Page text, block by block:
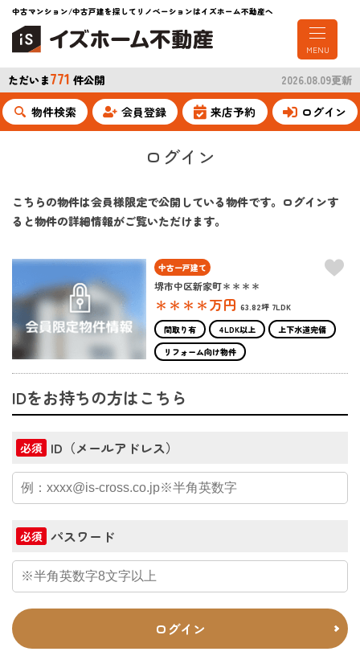
中古マンション/中古戸建を探してリノベーションはイズホーム不動産へ
MENU
ただいま771 件公開 2026.08.09更新
物件検索 会員登録 来店予約 ログイン
ログイン
こちらの物件は会員様限定で公開している物件です。ログインす
ると物件の詳細情報がご覧いただけます。
中古一戸建て
堺市中区新家町＊＊＊＊
＊＊＊＊万円 63.82坪 7LDK
間取り有
4LDK以上
上下水道完備
リフォーム向け物件
IDをお持ちの方はこちら
必須 ID（メールアドレス）
必須 パスワード
ログイン